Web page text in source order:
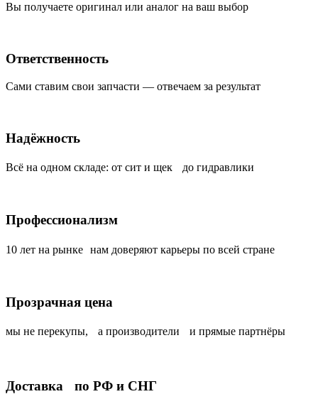
Вы получаете оригинал или аналог на ваш выбор
Ответственность
Сами ставим свои запчасти — отвечаем за результат
Надёжность
Всё на одном складе: от сит и щек до гидравлики
Профессионализм
10 лет на рынке нам доверяют карьеры по всей стране
Прозрачная цена
мы не перекупы, а производители и прямые партнёры
Доставка по РФ и СНГ